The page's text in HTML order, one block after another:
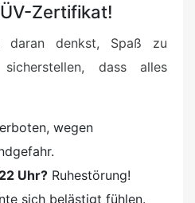
Zertifikat!
daran denkst, Spaß zu
dass alles
wegen
Uhr? Ruhestörung!
sich belästigt fühlen.